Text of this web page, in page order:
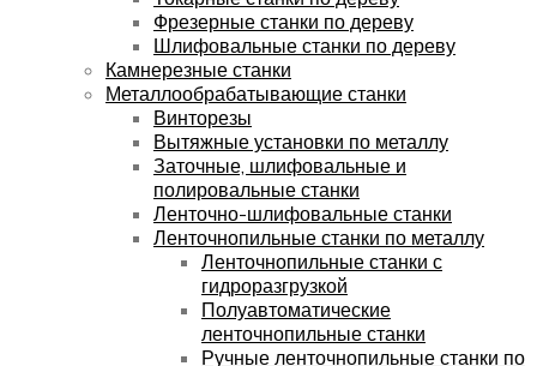
Фрезерные станки по дереву
Шлифовальные станки по дереву
Камнерезные станки
Металлообрабатывающие станки
Винторезы
Вытяжные установки по металлу
Заточные, шлифовальные и
полировальные станки
Ленточно-шлифовальные станки
Ленточнопильные станки по металлу
Ленточнопильные станки с
гидроразгрузкой
Полуавтоматические
ленточнопильные станки
Ручные ленточнопильные станки по